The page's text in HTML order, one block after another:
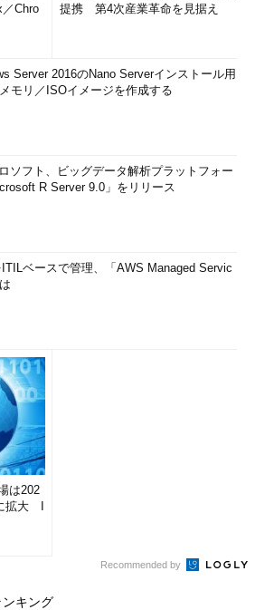
Chro
提携 第4次産業革命を見据え
Server 2016のNano Serverインストール用
モリ／ISOイメージを作成する
ソフト、ビッグデータ解析プラットフォー
R Server 9.0」をリリース
ベースで管理、「AWS Managed Servic
は202
拡大 I
Recommended by
キング